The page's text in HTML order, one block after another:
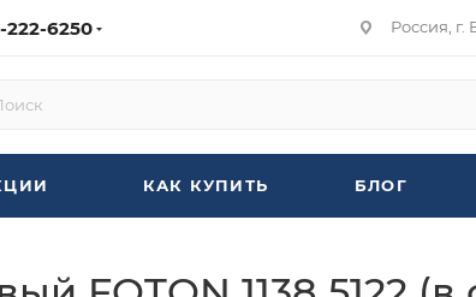
222-6250 Россия, г.
КАК КУПИТЬ БЛОГ